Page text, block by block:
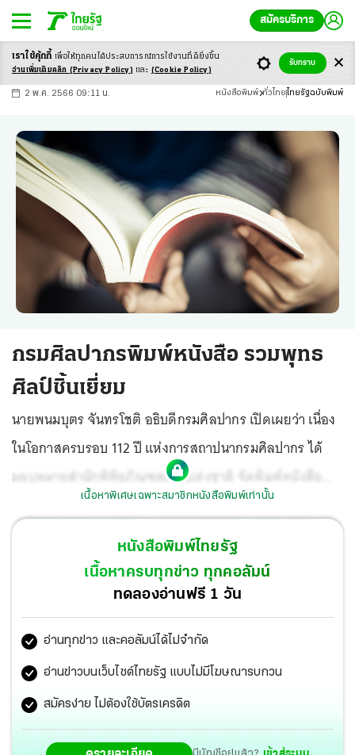
สมัครบริการ
-ก ก ก+
2 พ.ค. 2566 09:11 น. หนังสือพิมพ์ ทั่วไทย ไทยรัฐฉบับพิมพ์
กรมศิลปากรพิมพ์หนังสือ รวมพุทธ
ศิลป์ชิ้นเยี่ยม
นายพนมบุตร จันทรโชติ อธิบดีกรมศิลปากร เปิดเผยว่า เนื่อง
ในโอกาสครบรอบ 112 ปี แห่งการสถาปนากรมศิลปากร ได้
มอบหมายสำนักพิพิธภัณฑสถานแห่งชาติ จัดพิมพ์หนังสือ
“พระพุทธรูปสำคัญในพิพิธภัณฑสถานแห่งชาติ” โดยมีการ
คัดสรรและรวบรวมพระพุทธรูปสำคัญที่จัดแสดงอยู่ในพิพิธ
ภัณฑ สถานแห่งชาติทั่วประเทศ จำนวน 112 องค์ ซึ่งเป็น
พระพุทธรูปโบราณที่มีพุทธศิลป์งดงามเป็นพิเศษในแต่ละสกุล
ช่าง มีความโดดเด่น สะท้อนถึงคติความเชื่อทางศาสนาและ
สุนทรียภาพความงามที่แตกต่างกันไปในแต่ละสมัยและท้อง
ถิ่นภูมิภาคของไทย มีสภาพค่อนข้างสมบูรณ์ มีประวัติความ
เป็นมาที่แน่ชัด มาจัดพิมพ์หนังสือ พร้อมภาพสีสวยงาม
เนื้อหาพิเศษเฉพาะสมาชิกหนังสือพิมพ์เท่านั้น
หนังสือพิมพ์ไทยรัฐ
เนื้อหาครบทุกข่าว ทุกคอลัมน์
ทดลองอ่านฟรี 1 วัน
อ่านทุกข่าว และคอลัมน์ได้ไม่จำกัด
อ่านข่าวบนเว็บไซต์ไทยรัฐ แบบไม่มีโฆษณารบกวน
สมัครง่าย ไม่ต้องใช้บัตรเครดิต
เราใช้คุ้กกี้ เพื่อให้ทุกคนได้ประสบการณ์การใช้งานที่ดียิ่งขึ้น
อ่านเพิ่มเติมคลิก (Privacy Policy) และ (Cookie Policy)
รับทราบ